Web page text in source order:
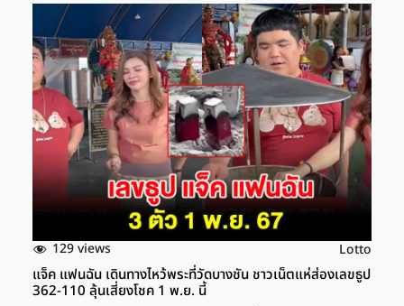
129 views Lotto
แจ็ค แฟนฉัน เดินทางไหว้พระที่วัดบางชัน ชาวเน็ตแห่ส่องเลขธูป
362-110 ลุ้นเสี่ยงโชค 1 พ.ย. นี้